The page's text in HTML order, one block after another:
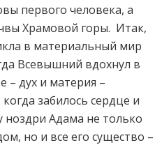
первого человека, а
Храмовой горы. Итак,
в материальный мир
Всевышний вдохнул в
– дух и материя –
забилось сердце и
ноздри Адама не только
но и все его существо –